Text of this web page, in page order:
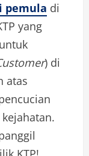
pemula di
yang
) di
atas